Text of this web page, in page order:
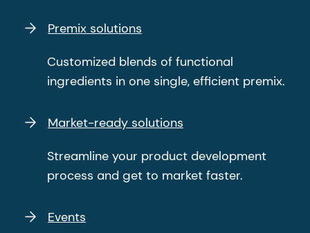
Premix solutions
Customized blends of functional
ingredients in one single, efficient premix.
Market-ready solutions
Streamline your product development
process and get to market faster.
Events